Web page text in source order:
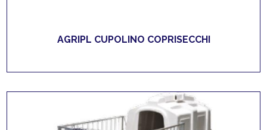
AGRIPL CUPOLINO COPRISECCHI